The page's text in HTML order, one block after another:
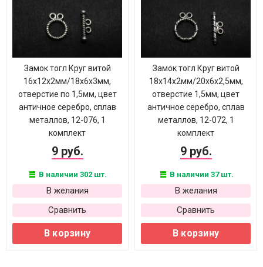
Замок тогл Круг витой
16х12х2мм/18х6х3мм,
отверстие по 1,5мм, цвет
античное серебро, сплав
металлов, 12-076, 1
комплект
9 руб.
В наличии 302 шт.
В желания
Сравнить
В корзину
Замок тогл Круг витой
18х14х2мм/20х6х2,5мм,
отверстие 1,5мм, цвет
античное серебро, сплав
металлов, 12-072, 1
комплект
9 руб.
В наличии 37 шт.
В желания
Сравнить
В корзину